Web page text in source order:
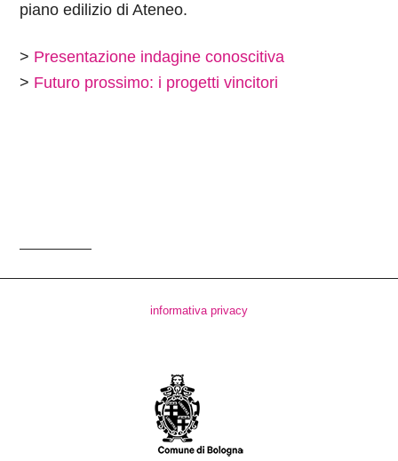
piano edilizio di Ateneo.
> Presentazione indagine conoscitiva
> Futuro prossimo: i progetti vincitori
informativa privacy